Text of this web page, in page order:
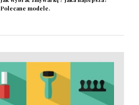
Polecane modele.